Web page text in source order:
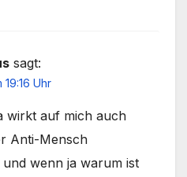
sagt:
19:16 Uhr
wirkt auf mich auch
Anti-Mensch
und wenn ja warum ist